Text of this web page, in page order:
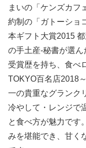
まいの「ケンズカフ
約制の「ガトーショ
本ギフト大賞2015
の手土産-秘書が選
受賞歴を持ち、食べ
TOKYO百名店2018
一の貴重なグランク
冷やして・レンジで
と食べ方が魅力です
みを堪能でき、甘く